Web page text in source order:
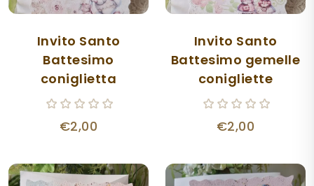
Invito Santo
Battesimo
coniglietta
€2,00
Invito Santo
Battesimo gemelle
conigliette
€2,00